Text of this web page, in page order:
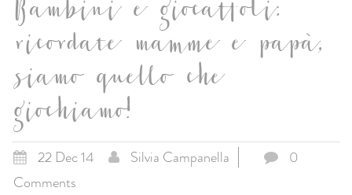
Bambini e giocattoli:
ricordate mamme e papà,
siamo quello che
giochiamo!
22 Dec 14 Silvia Campanella
0
Comments